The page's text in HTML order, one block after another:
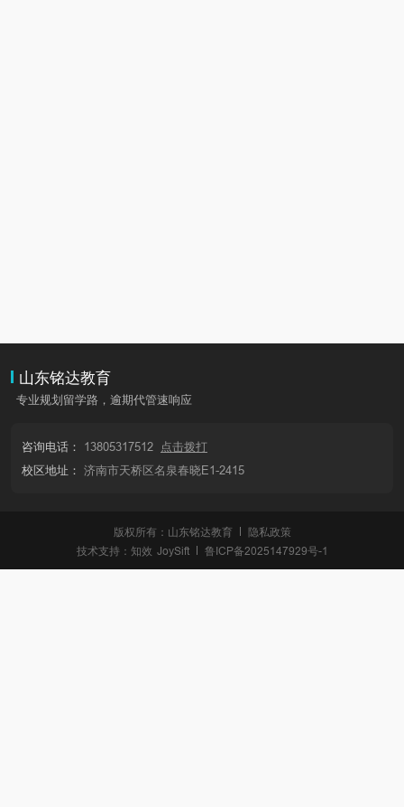
山东铭达教育
专业规划留学路，逾期代管速响应
咨询电话： 13805317512
点击拨打
校区地址： 济南市天桥区名泉春晓E1-2415
版权所有：山东铭达教育
隐私政策
技术支持： 知效 JoySift 鲁ICP备2025147929号-1